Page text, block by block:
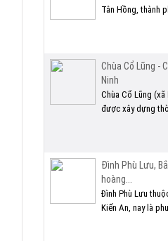
Tân Hồng, thành
Chùa Cổ Lũng -
Ninh
Chùa Cổ Lũng (xã
được xây dựng
Đình Phù Lưu,
hoàng...
Đình Phù Lưu
Kiến An, nay là